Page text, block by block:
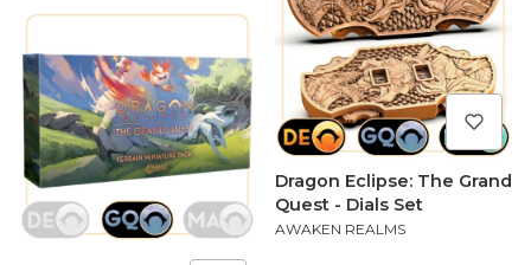
Dragon Eclipse: The Grand
Quest - Dials Set
PRODUCENT
AWAKEN REALMS